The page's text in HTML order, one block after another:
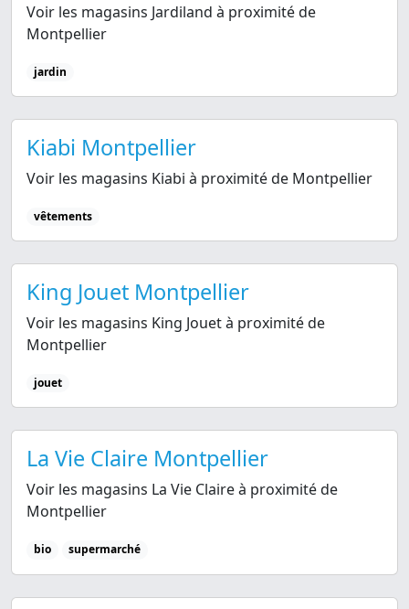
Voir les magasins Jardiland à proximité de
Montpellier
jardin
Kiabi Montpellier
Voir les magasins Kiabi à proximité de Montpellier
vêtements
King Jouet Montpellier
Voir les magasins King Jouet à proximité de
Montpellier
jouet
La Vie Claire Montpellier
Voir les magasins La Vie Claire à proximité de
Montpellier
bio supermarché